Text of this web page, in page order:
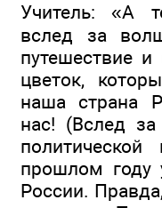
Учитель: «А
вслед за
путешествие
цветок,
наша страна
нас! (Вслед
прошлом году
России.